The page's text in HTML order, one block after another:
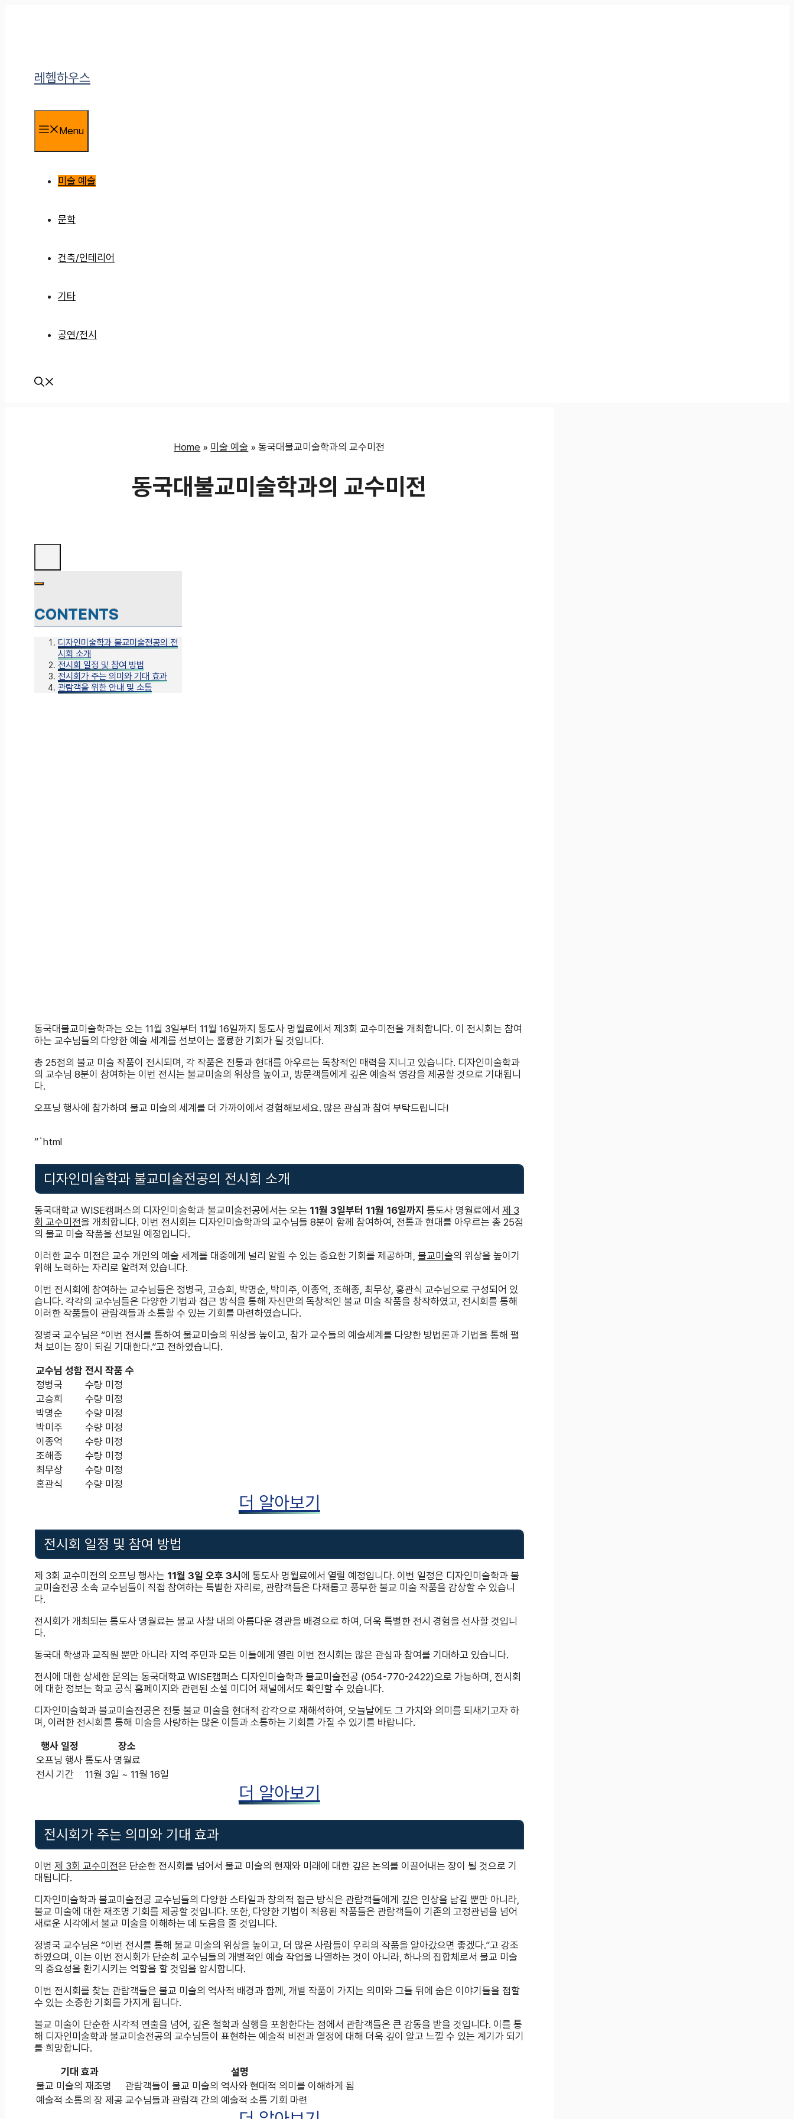
레헴하우스
Menu
미술 예술
문학
건축/인테리어
기타
공연/전시
Home » 미술 예술 »동국대불교미술학과의 교수미전
동국대불교미술학과의 교수미전
CONTENTS
디자인미술학과 불교미술전공의 전
시회 소개
전시회 일정 및 참여 방법
전시회가 주는 의미와 기대 효과
관람객을 위한 안내 및 소통
동국대불교미술학과는 오는 11월 3일부터 11월 16일까지 통도사 명월료에서 제3회 교수미전을 개최합니다. 이 전시회는 참여
하는 교수님들의 다양한 예술 세계를 선보이는 훌륭한 기회가 될 것입니다.
총 25점의 불교 미술 작품이 전시되며, 각 작품은 전통과 현대를 아우르는 독창적인 매력을 지니고 있습니다. 디자인미술학과
의 교수님 8분이 참여하는 이번 전시는 불교미술의 위상을 높이고, 방문객들에게 깊은 예술적 영감을 제공할 것으로 기대됩니
다.
오프닝 행사에 참가하며 불교 미술의 세계를 더 가까이에서 경험해보세요. 많은 관심과 참여 부탁드립니다!
“`html
디자인미술학과 불교미술전공의 전시회 소개
동국대학교 WISE캠퍼스의 디자인미술학과 불교미술전공에서는 오는 11월 3일부터 11월 16일까지 통도사 명월료에서 제 3
회 교수미전을 개최합니다. 이번 전시회는 디자인미술학과의 교수님들 8분이 함께 참여하여, 전통과 현대를 아우르는 총 25점
의 불교 미술 작품을 선보일 예정입니다.
이러한 교수 미전은 교수 개인의 예술 세계를 대중에게 널리 알릴 수 있는 중요한 기회를 제공하며, 불교미술의 위상을 높이기
위해 노력하는 자리로 알려져 있습니다.
이번 전시회에 참여하는 교수님들은 정병국, 고승희, 박명순, 박미주, 이종억, 조해종, 최무상, 홍관식 교수님으로 구성되어 있
습니다. 각각의 교수님들은 다양한 기법과 접근 방식을 통해 자신만의 독창적인 불교 미술 작품을 창작하였고, 전시회를 통해
이러한 작품들이 관람객들과 소통할 수 있는 기회를 마련하였습니다.
정병국 교수님은 “이번 전시를 통하여 불교미술의 위상을 높이고, 참가 교수들의 예술세계를 다양한 방법론과 기법을 통해 펼
쳐 보이는 장이 되길 기대한다.”고 전하였습니다.
교수님 성함 전시 작품 수
정병국
수량 미정
고승희
수량 미정
박명순
수량 미정
박미주
수량 미정
이종억
수량 미정
조해종
수량 미정
최무상
수량 미정
홍관식
수량 미정
더 알아보기
전시회 일정 및 참여 방법
제 3회 교수미전의 오프닝 행사는 11월 3일 오후 3시 에 통도사 명월료에서 열릴 예정입니다. 이번 일정은 디자인미술학과 불
교미술전공 소속 교수님들이 직접 참여하는 특별한 자리로, 관람객들은 다채롭고 풍부한 불교 미술 작품을 감상할 수 있습니
다.
전시회가 개최되는 통도사 명월료는 불교 사찰 내의 아름다운 경관을 배경으로 하여, 더욱 특별한 전시 경험을 선사할 것입니
다.
동국대 학생과 교직원 뿐만 아니라 지역 주민과 모든 이들에게 열린 이번 전시회는 많은 관심과 참여를 기대하고 있습니다.
전시에 대한 상세한 문의는 동국대학교 WISE캠퍼스 디자인미술학과 불교미술전공 (054-770-2422)으로 가능하며, 전시회
에 대한 정보는 학교 공식 홈페이지와 관련된 소셜 미디어 채널에서도 확인할 수 있습니다.
디자인미술학과 불교미술전공은 전통 불교 미술을 현대적 감각으로 재해석하여, 오늘날에도 그 가치와 의미를 되새기고자 하
며, 이러한 전시회를 통해 미술을 사랑하는 많은 이들과 소통하는 기회를 가질 수 있기를 바랍니다.
행사 일정
장소
오프닝 행사 통도사 명월료
전시 기간
11월 3일 ~ 11월 16일
더 알아보기
전시회가 주는 의미와 기대 효과
이번 제 3회 교수미전은 단순한 전시회를 넘어서 불교 미술의 현재와 미래에 대한 깊은 논의를 이끌어내는 장이 될 것으로 기
대됩니다.
디자인미술학과 불교미술전공 교수님들의 다양한 스타일과 창의적 접근 방식은 관람객들에게 깊은 인상을 남길 뿐만 아니라,
불교 미술에 대한 재조명 기회를 제공할 것입니다. 또한, 다양한 기법이 적용된 작품들은 관람객들이 기존의 고정관념을 넘어
새로운 시각에서 불교 미술을 이해하는 데 도움을 줄 것입니다.
정병국 교수님은 “이번 전시를 통해 불교 미술의 위상을 높이고, 더 많은 사람들이 우리의 작품을 알아갔으면 좋겠다.”고 강조
하였으며, 이는 이번 전시회가 단순히 교수님들의 개별적인 예술 작업을 나열하는 것이 아니라, 하나의 집합체로서 불교 미술
의 중요성을 환기시키는 역할을 할 것임을 암시합니다.
이번 전시회를 찾는 관람객들은 불교 미술의 역사적 배경과 함께, 개별 작품이 가지는 의미와 그들 뒤에 숨은 이야기들을 접할
수 있는 소중한 기회를 가지게 됩니다.
불교 미술이 단순한 시각적 연출을 넘어, 깊은 철학과 실행을 포함한다는 점에서 관람객들은 큰 감동을 받을 것입니다. 이를 통
해 디자인미술학과 불교미술전공의 교수님들이 표현하는 예술적 비전과 열정에 대해 더욱 깊이 알고 느낄 수 있는 계기가 되기
를 희망합니다.
기대 효과
설명
불교 미술의 재조명
관람객들이 불교 미술의 역사와 현대적 의미를 이해하게 됨
예술적 소통의 장 제공 교수님들과 관람객 간의 예술적 소통 기회 마련